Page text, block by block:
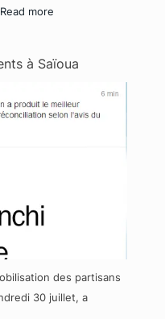
Read more
à Saïoua
des partisans
30 juillet, a